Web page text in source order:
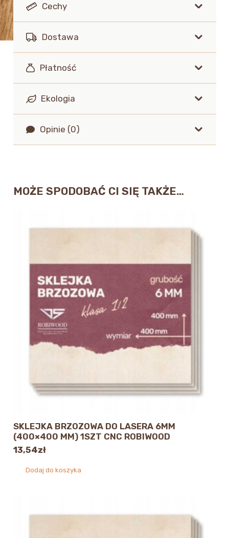
Cechy
Dostawa
Płatność
Ekologia
Opinie (0)
MOŻE SPODOBAĆ CI SIĘ TAKŻE…
SKLEJKA BRZOZOWA DO LASERA 6MM
(400×400 MM) 1SZT CNC ROBIWOOD
13,54zł
Dodaj do koszyka